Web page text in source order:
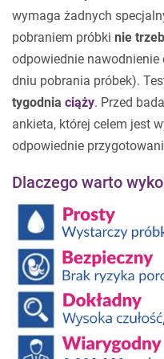
wymaga żadnych
pobraniem próbki nie
odpowiednie
dniu pobrania próbek).
tygodnia ciąży. Przed
ankieta, której celem jest
odpowiednie
Dlaczego warto